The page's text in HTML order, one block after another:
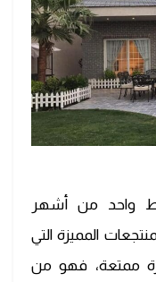
واحد من أشهر
المميزة التي
ممتعة، فهو من